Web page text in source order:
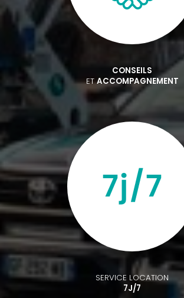
CONSEILS
ETACCOMPAGNEMENT
SERVICE LOCATION
7J/7